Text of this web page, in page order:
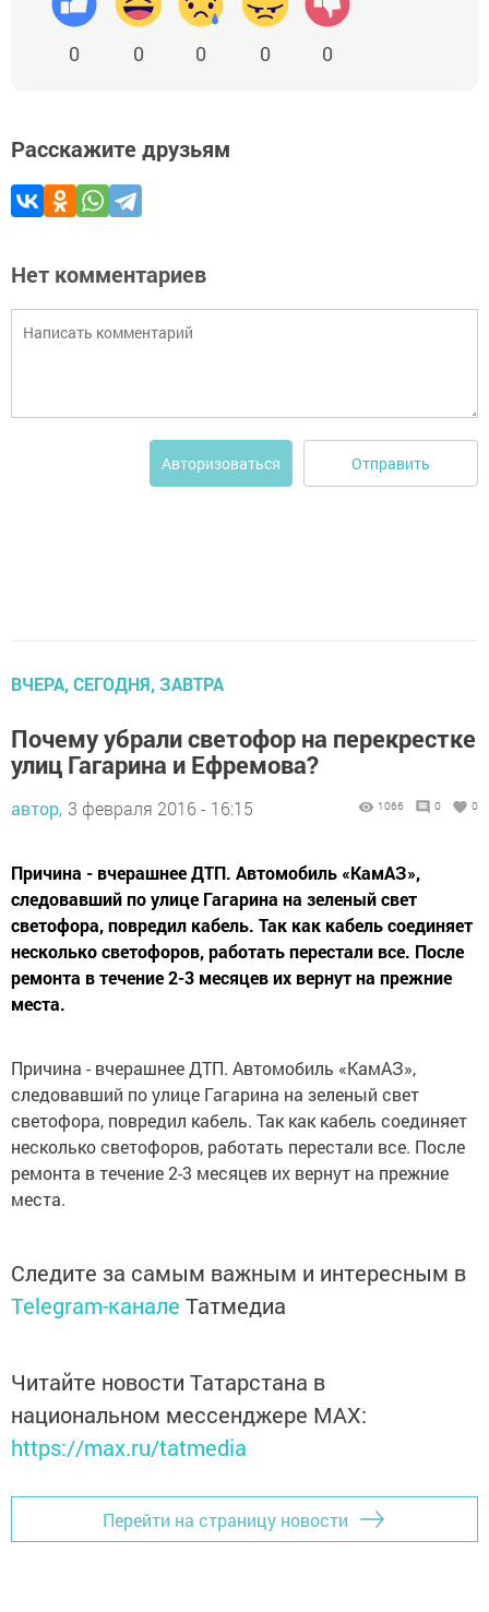
0 0 0 0 0
Расскажите друзьям
Нет комментариев
Авторизоваться Отправить
ВЧЕРА, СЕГОДНЯ, ЗАВТРА
Почему убрали светофор на перекрестке
улиц Гагарина и Ефремова?
автор, 3 февраля 2016 - 16:15 1066 0 0
Причина - вчерашнее ДТП. Автомобиль «КамАЗ»,
следовавший по улице Гагарина на зеленый свет
светофора, повредил кабель. Так как кабель соединяет
несколько светофоров, работать перестали все. После
ремонта в течение 2-3 месяцев их вернут на прежние
места.
Причина - вчерашнее ДТП. Автомобиль «КамАЗ»,
следовавший по улице Гагарина на зеленый свет
светофора, повредил кабель. Так как кабель соединяет
несколько светофоров, работать перестали все. После
ремонта в течение 2-3 месяцев их вернут на прежние
места.
Следите за самым важным и интересным в
Telegram-канале Татмедиа
Читайте новости Татарстана в
национальном мессенджере MАХ:
https://max.ru/tatmedia
Перейти на страницу новости